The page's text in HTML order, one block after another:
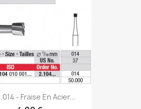
- Fraise En Acier...